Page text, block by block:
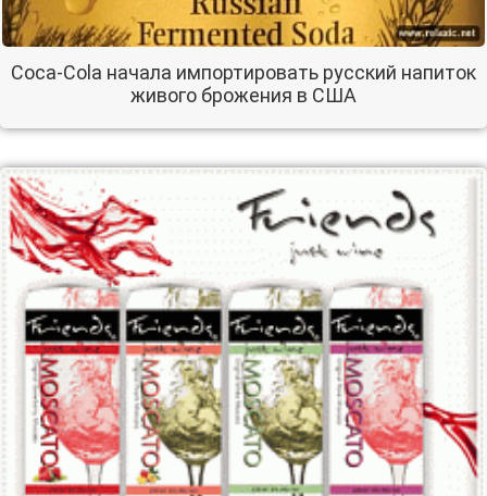
Coca-Cola начала импортировать русский напиток
живого брожения в США